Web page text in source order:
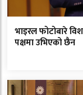
भाइरल फोटोबारे
पक्षमा उभिएको छैन